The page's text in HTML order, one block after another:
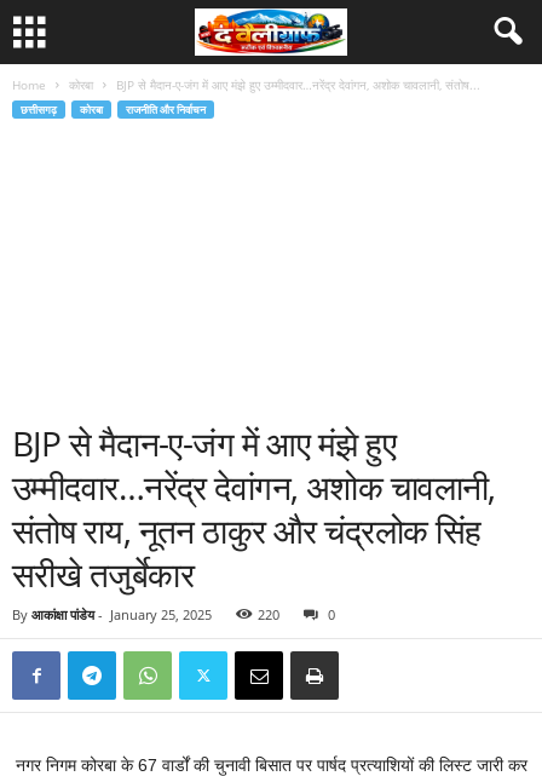
Home कोरबा BJP से मैदान-ए-जंग में आए मंझे हुए उम्मीदवार…नरेंद्र देवांगन, अशोक चावलानी, संतोष...
छत्तीसगढ़ कोरबा राजनीति और निर्वाचन
BJP से मैदान-ए-जंग में आए मंझे हुए
उम्मीदवार…नरेंद्र देवांगन, अशोक चावलानी,
संतोष राय, नूतन ठाकुर और चंद्रलोक सिंह
सरीखे तजुर्बेकार
By आकांक्षा पांडेय- January 25, 2025 220 0
नगर निगम कोरबा के 67 वार्डों की चुनावी बिसात पर पार्षद प्रत्याशियों की लिस्ट जारी कर